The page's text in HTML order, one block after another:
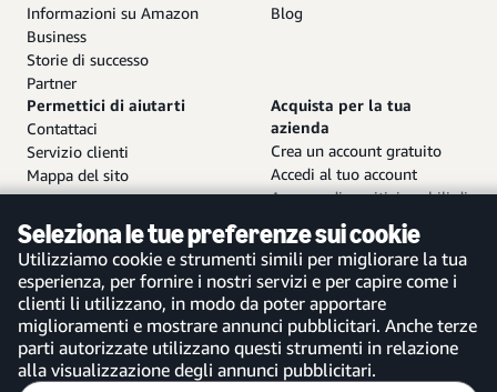
Seleziona le tue preferenze sui cookie
Utilizziamo cookie e strumenti simili per migliorare la tua
esperienza, per fornire i nostri servizi e per capire come i
clienti li utilizzano, in modo da poter apportare
miglioramenti e mostrare annunci pubblicitari. Anche terze
parti autorizzate utilizzano questi strumenti in relazione
alla visualizzazione degli annunci pubblicitari.
Informazioni su Amazon
Business
Storie di successo
Partner
Blog
Permettici di aiutarti
Contattaci
Servizio clienti
Mappa del sito
Acquista per la tua
azienda
Crea un account gratuito
Accedi al tuo account
App per dispositivi mobili di
Amazon Business
Italia